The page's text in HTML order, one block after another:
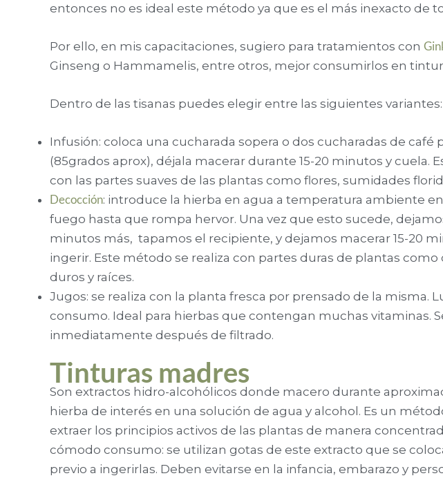
entonces no es ideal este método ya que es el más inexacto de
Por ello, en mis capacitaciones, sugiero para tratamientos con
Ginseng o Hammamelis, entre otros, mejor consumirlos en
Dentro de las tisanas puedes elegir entre las siguientes variantes:
Infusión: coloca una cucharada sopera o dos cucharadas de café
(85grados aprox), déjala macerar durante 15-20 minutos y cuela.
con las partes suaves de las plantas como flores, sumidades
Decocción: introduce la hierba en agua a temperatura ambiente
fuego hasta que rompa hervor. Una vez que esto sucede,
minutos más, tapamos el recipiente, y dejamos macerar 15-20
ingerir. Este método se realiza con partes duras de plantas como
duros y raíces.
Jugos: se realiza con la planta fresca por prensado de la misma.
consumo. Ideal para hierbas que contengan muchas vitaminas.
inmediatamente después de filtrado.
Tinturas madres
Son extractos hidro-alcohólicos donde macero durante
hierba de interés en una solución de agua y alcohol. Es un
extraer los principios activos de las plantas de manera
cómodo consumo: se utilizan gotas de este extracto que se
previo a ingerirlas. Deben evitarse en la infancia, embarazo y